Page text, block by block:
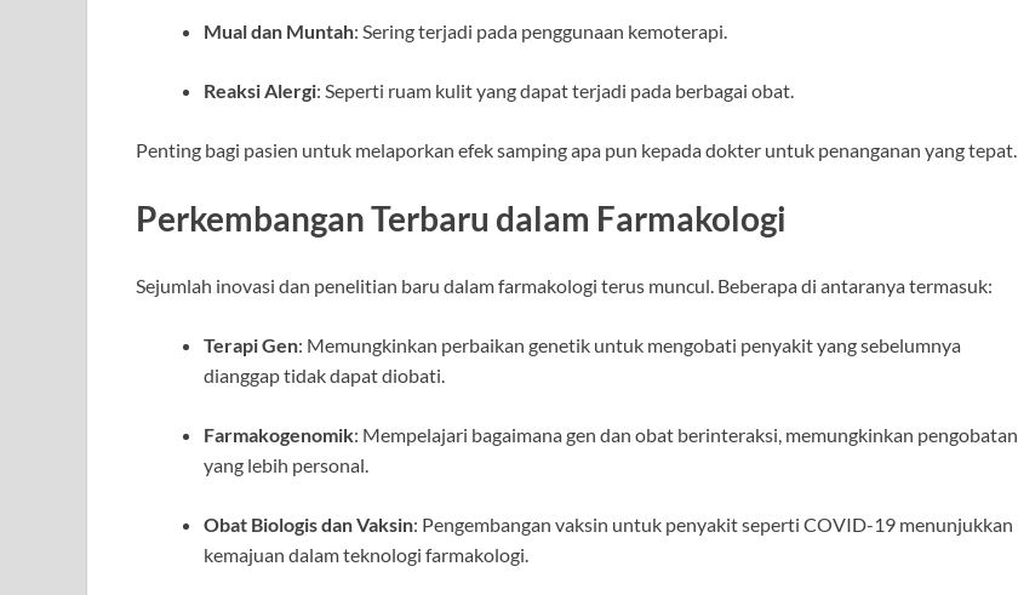
Mual dan Muntah: Sering terjadi pada penggunaan kemoterapi.
Reaksi Alergi: Seperti ruam kulit yang dapat terjadi pada berbagai obat.
Penting bagi pasien untuk melaporkan efek samping apa pun kepada dokter untuk penanganan yang tepat.
Perkembangan Terbaru dalam Farmakologi
Sejumlah inovasi dan penelitian baru dalam farmakologi terus muncul. Beberapa di antaranya termasuk:
Terapi Gen: Memungkinkan perbaikan genetik untuk mengobati penyakit yang sebelumnya
dianggap tidak dapat diobati.
Farmakogenomik: Mempelajari bagaimana gen dan obat berinteraksi, memungkinkan pengobatan
yang lebih personal.
Obat Biologis dan Vaksin: Pengembangan vaksin untuk penyakit seperti COVID-19 menunjukkan
kemajuan dalam teknologi farmakologi.